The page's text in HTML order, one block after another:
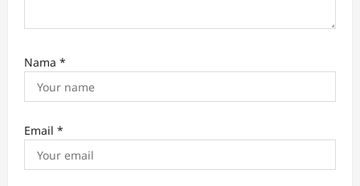
Nama *
Email *